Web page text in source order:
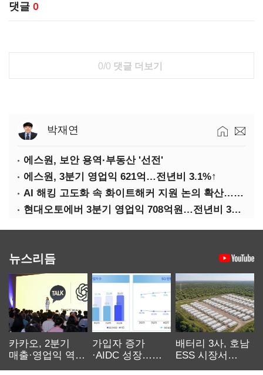
댓글 0
0/0 댓글 더보기
박재연
에스원, 보안 용역·부동산 '선전'
에스원, 3분기 영업익 621억…전년비 3.1%↑
AI 해킹 고도화 속 화이트해커 지원 논의 확산…'버그바운티' 재조명
현대오토에버 3분기 영업익 708억원…전년비 34.8%↑
뉴스리듬
카카오, 2분기
매출·영업익 역대
가입자 증가
·AIDC 성장…
배터리 3사, 호남
ESS 시장서